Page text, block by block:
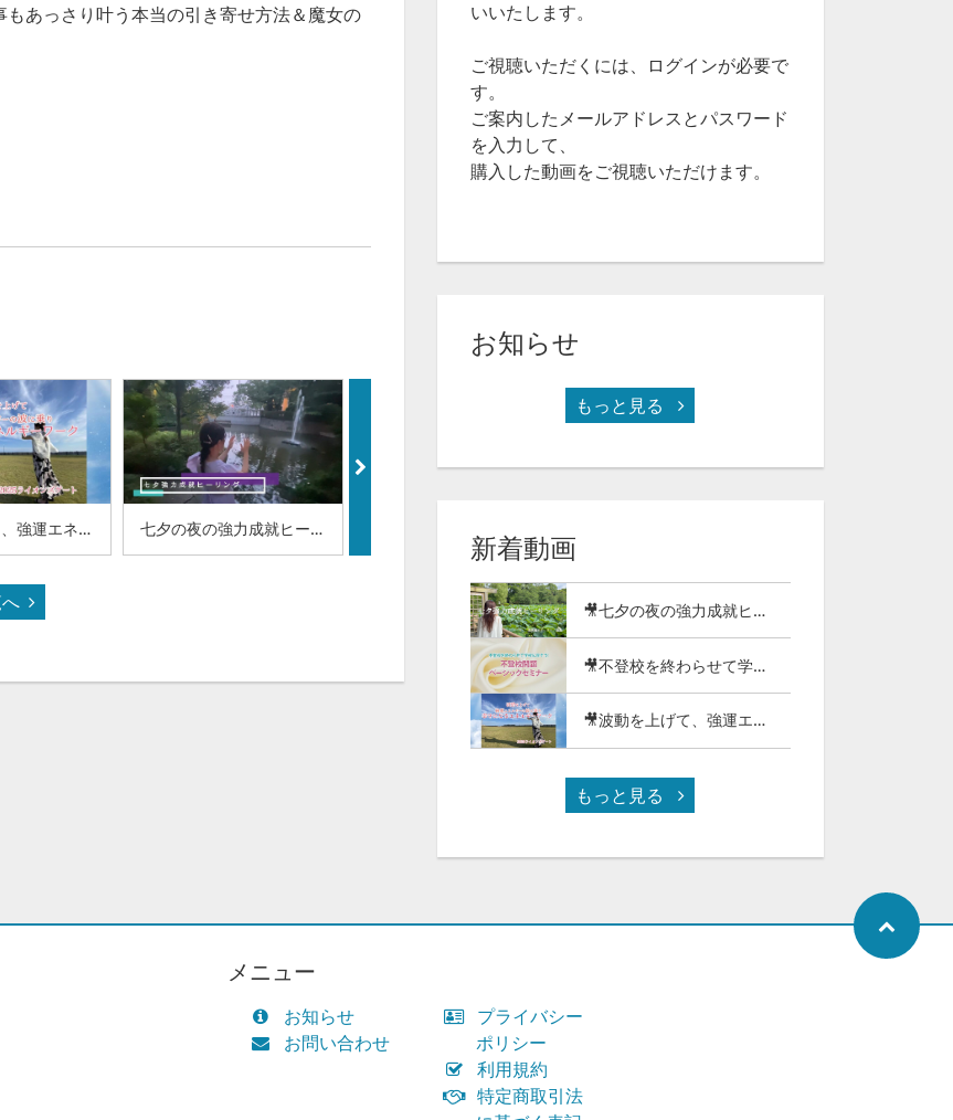
あっさり叶う本当の引き寄せ方法＆魔女の
波動を上げて、強運エネルギーの波に乗り幸せになるエネルギーワーク2025（97-26） 七夕の夜の強力成就ヒーリング2025（97-25）
いいたします。
ご視聴いただくには、ログインが必要で
す。
ご案内したメールアドレスとパスワード
を入力して、
購入した動画をご視聴いただけます。
お知らせ
もっと見る
新着動画
🎥七夕の夜の強力成就ヒーリング2026（97-27）
🎥不登校を終わらせて学校に戻そう!不登校問題ベーシックセミナー（116-01）
🎥波動を上げて、強運エネルギーの波に乗り幸せになるエネルギーワーク2025（97-26）
もっと見る
メニュー
お知らせ
お問い合わせ
プライバシー
ポリシー
利用規約
特定商取引法